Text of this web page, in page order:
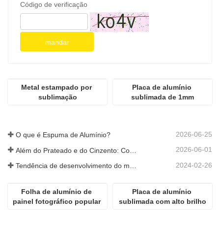
Código de verificação
mandar
Metal estampado por
sublimação
Placa de alumínio
sublimada de 1mm
O que é Espuma de Alumínio? 2026-06-25
2026-06-01
2024-02-26
Folha de alumínio de
painel fotográfico popular
Placa de alumínio
sublimada com alto brilho